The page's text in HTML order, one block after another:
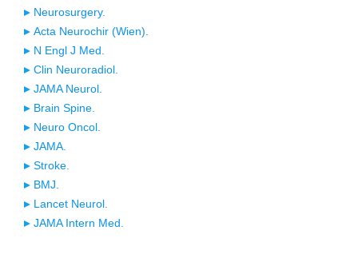
Neurosurgery.
Acta Neurochir (Wien).
N Engl J Med.
Clin Neuroradiol.
JAMA Neurol.
Brain Spine.
Neuro Oncol.
JAMA.
Stroke.
BMJ.
Lancet Neurol.
JAMA Intern Med.